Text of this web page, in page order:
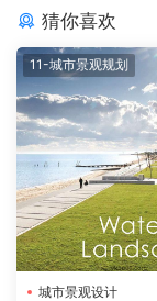
猜你喜欢
11-城市景观规划
城市景观设计